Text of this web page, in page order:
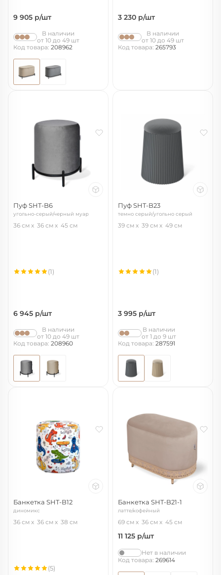
9 905 р/шт
В наличии
от 10 до 49 шт
Код товара: 208962
3 230 р/шт
В наличии
от 10 до 49 шт
Код товара: 265793
Пуф SHT-B6
угольно-серый/черный муар
36 см 36 см 45 см
6 945 р/шт
(1)
В наличии
от 10 до 49 шт
Код товара: 208960
Пуф SHT-B23
темно серый/угольно серый
39 см 39 см 49 см
3 995 р/шт
(1)
В наличии
от 1 до 9 шт
Код товара: 287591
Банкетка SHT-B12
диномикс
36 см 36 см 38 см
(5)
Банкетка SHT-B21-1
латте/кофейный
69 см 36 см 45 см
11 125 р/шт
Нет в наличии
Код товара: 269614